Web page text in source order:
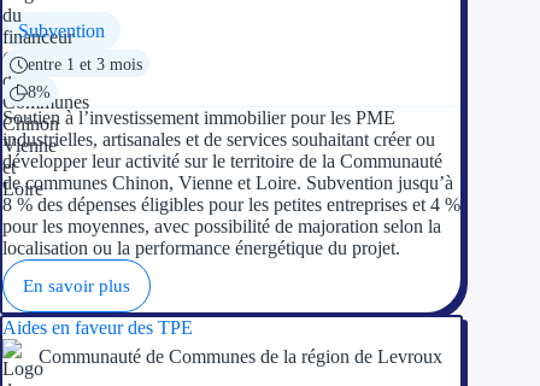
Subvention
entre 1 et 3 mois
8%
Soutien à l’investissement immobilier pour les PME
industrielles, artisanales et de services souhaitant créer ou
développer leur activité sur le territoire de la Communauté
de communes Chinon, Vienne et Loire. Subvention jusqu’à
8 % des dépenses éligibles pour les petites entreprises et 4 %
pour les moyennes, avec possibilité de majoration selon la
localisation ou la performance énergétique du projet.
En savoir plus
Aides en faveur des TPE
Communauté de Communes de la région de Levroux